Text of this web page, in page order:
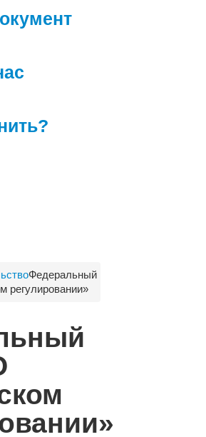
Федеральный
регулировании»